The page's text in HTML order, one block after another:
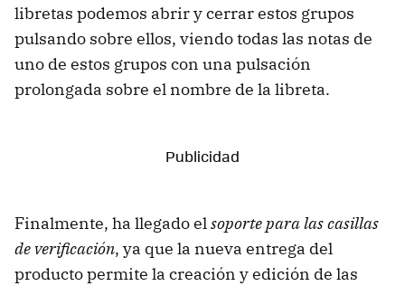
libretas podemos abrir y cerrar estos grupos
pulsando sobre ellos, viendo todas las notas de
uno de estos grupos con una pulsación
prolongada sobre el nombre de la libreta.
Finalmente, ha llegado elsoporte para las casillas
de verificación, ya que la nueva entrega del
producto permite la creación y edición de las